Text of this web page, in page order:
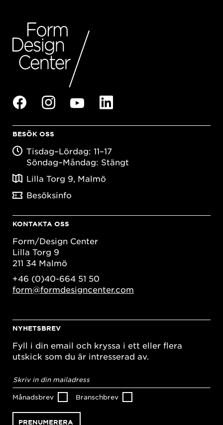
BESÖK OSS
Tisdag–Lördag: 11–17
Söndag–Måndag: Stängt
Lilla Torg 9, Malmö
Besöksinfo
KONTAKTA OSS
Form/Design Center
Lilla Torg 9
211 34 Malmö
+46 (0)40-664 51 50
form@formdesigncenter.com
NYHETSBREV
Fyll i din email och kryssa i ett eller flera
utskick som du är intresserad av.
postadress*
Månadsbrev Branschbrev